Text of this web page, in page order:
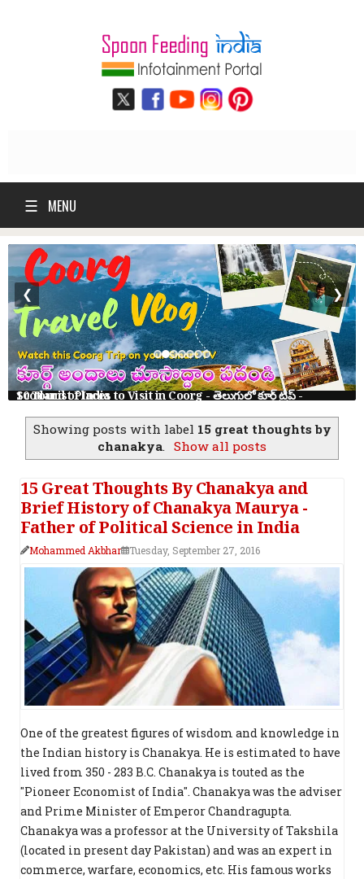
☰ MENU
10 Tourist Places to Visit in Coorg - తెలుగులో కూర్గ్ ట్రిప్ - Scotland of India
❮ ❯
Showing posts with label 15 great thoughts by
chanakya. Show all posts
15 Great Thoughts By Chanakya and
Brief History of Chanakya Maurya -
Father of Political Science in India
Mohammed Akbhar Tuesday, September 27, 2016
One of the greatest figures of wisdom and knowledge in
the Indian history is Chanakya. He is estimated to have
lived from 350 - 283 B.C. Chanakya is touted as the
"Pioneer Economist of India". Chanakya was the adviser
and Prime Minister of Emperor Chandragupta.
Chanakya was a professor at the University of Takshila
(located in present day Pakistan) and was an expert in
commerce, warfare, economics, etc. His famous works